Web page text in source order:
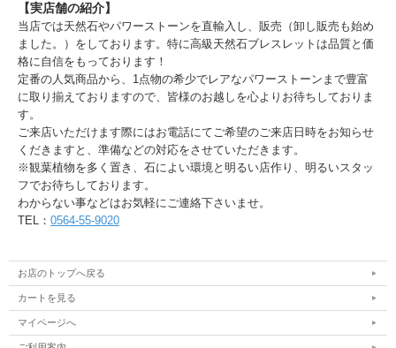
【実店舗の紹介】
当店では天然石やパワーストーンを直輸入し、販売（卸し販売も始め
ました。）をしております。特に高級天然石ブレスレットは品質と価
格に自信をもっております！
定番の人気商品から、1点物の希少でレアなパワーストーンまで豊富
に取り揃えておりますので、皆様のお越しを心よりお待ちしておりま
す。
ご来店いただけます際にはお電話にてご希望のご来店日時をお知らせ
くだきますと、準備などの対応をさせていただきます。
※観葉植物を多く置き、石によい環境と明るい店作り、明るいスタッ
フでお待ちしております。
わからない事などはお気軽にご連絡下さいませ。
TEL： 0564-55-9020
お店のトップへ戻る
カートを見る
マイページへ